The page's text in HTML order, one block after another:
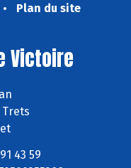
Plan du site
Victoire
Trets
43 59